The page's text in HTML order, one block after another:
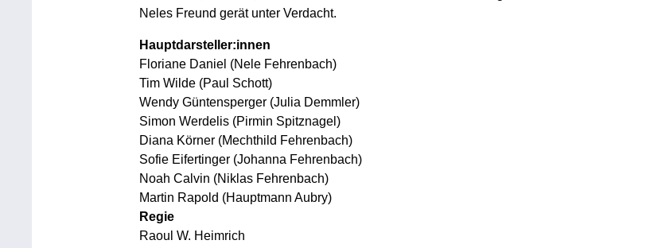
Neles Freund gerät unter Verdacht.
Hauptdarsteller:innen
Floriane Daniel (Nele Fehrenbach)
Tim Wilde (Paul Schott)
Wendy Güntensperger (Julia Demmler)
Simon Werdelis (Pirmin Spitznagel)
Diana Körner (Mechthild Fehrenbach)
Sofie Eifertinger (Johanna Fehrenbach)
Noah Calvin (Niklas Fehrenbach)
Martin Rapold (Hauptmann Aubry)
Regie
Raoul W. Heimrich